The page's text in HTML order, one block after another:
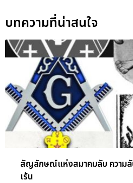
บทความที่น่าสนใจ
สัญลักษณ์แห่งสมาคมลับ ความลั
เร้น